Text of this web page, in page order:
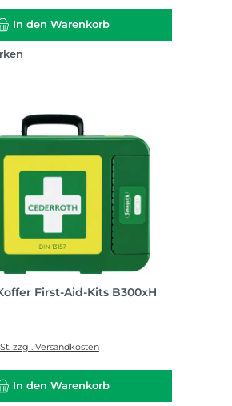
In den Warenkorb
First-Aid-Kits B300xH
zzgl. Versandkosten
In den Warenkorb